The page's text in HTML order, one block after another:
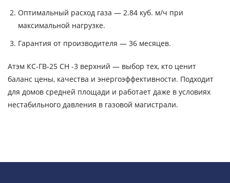
Оптимальный расход газа — 2.84 куб. м/ч при
максимальной нагрузке.
Гарантия от производителя — 36 месяцев.
Атэм КС-ГВ-25 СН -3 верхний — выбор тех, кто ценит
баланс цены, качества и энергоэффективности. Подходит
для домов средней площади и работает даже в условиях
нестабильного давления в газовой магистрали.